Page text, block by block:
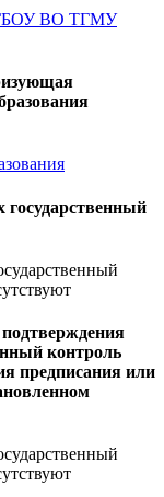
ФГБОУ ВО ТГМУ
контроль
предписания или